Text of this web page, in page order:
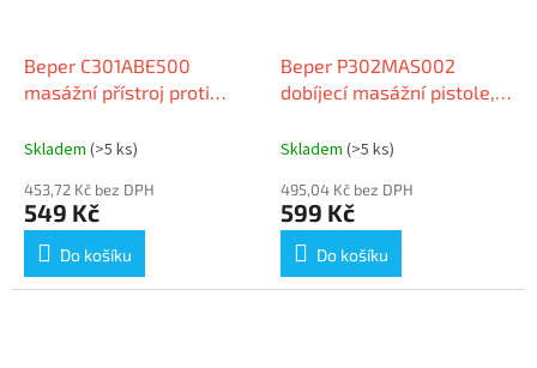
Beper C301ABE500
masážní přístroj proti
Skladem (>5 ks)
453,72 Kč bez DPH
549 Kč
Do košíku
Beper P302MAS002
dobíjecí masážní pistole,
Skladem (>5 ks)
495,04 Kč bez DPH
599 Kč
Do košíku